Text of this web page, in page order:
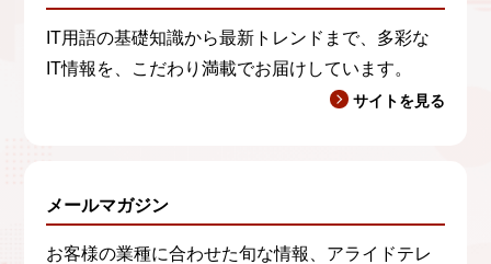
IT用語の基礎知識から最新トレンドまで、多彩な
IT情報を、こだわり満載でお届けしています。
サイトを見る
メールマガジン
お客様の業種に合わせた旬な情報、アライドテレ